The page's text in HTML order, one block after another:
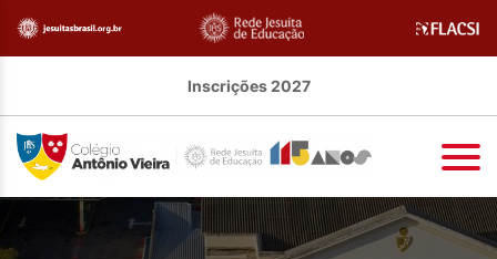
Inscrições 2027